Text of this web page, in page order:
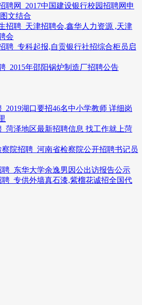
聘网_2017中国建设银行校园招聘网申
文结合
招聘_天津招聘会,鑫华人力资源 ,天津
会
聘_专科起报,自贡银行社招综合柜员启
_2015年邵阳锅炉制造厂招聘公告
湖口要招46名中小学教师 详细岗
菏泽地区最新招聘信息 找工作就上菏
院招聘_河南省检察院公开招聘书记员
_东华大学余逸男因公出访报告公示
_专供外墙真石漆,紫榴花诚招全国代